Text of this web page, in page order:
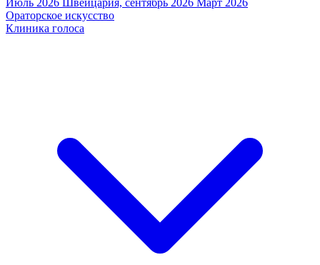
Июль 2026 Швейцария, сентябрь 2026 Март 2026
Ораторское искусство
Клиника голоса